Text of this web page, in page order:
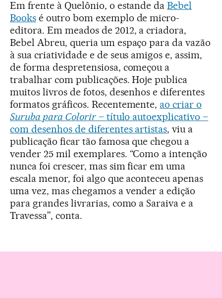
Em frente à Quelônio, o estande daBebel
Booksé outro bom exemplo de micro-
editora. Em meados de 2012, a criadora,
Bebel Abreu, queria um espaço para da vazão
à sua criatividade e de seus amigos e, assim,
de forma despretensiosa, começou a
trabalhar com publicações. Hoje publica
muitos livros de fotos, desenhos e diferentes
formatos gráficos. Recentemente, ao criar o
Suruba para Colorir– título autoexplicativo –
com desenhos de diferentes artistas, viu a
publicação ficar tão famosa que chegou a
vender 25 mil exemplares. “Como a intenção
nunca foi crescer, mas sim ficar em uma
escala menor, foi algo que aconteceu apenas
uma vez, mas chegamos a vender a edição
para grandes livrarias, como a Saraiva e a
Travessa”, conta.